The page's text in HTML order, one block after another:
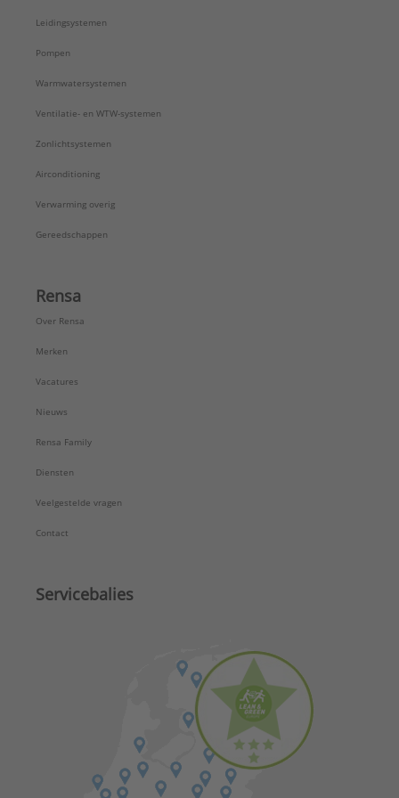
Wandruwheid:
Waterinhoud:
Serie: Standard (PE-Xc/AL/PE-Xc)
Leidingsystemen
Pompen
Warmwatersystemen
Ventilatie- en WTW-systemen
Zonlichtsystemen
Airconditioning
Verwarming overig
Gereedschappen
Rensa
Over Rensa
Merken
Vacatures
Nieuws
Rensa Family
Diensten
Veelgestelde vragen
Contact
Servicebalies